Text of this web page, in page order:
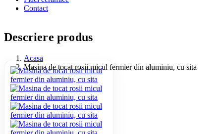
Contact
Descriere produs
Acasa
Masina de tocat rosii micul fermier din aluminiu, cu sita